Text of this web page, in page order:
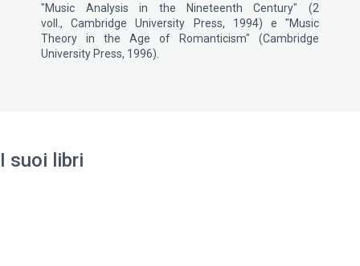
"Music Analysis in the Nineteenth Century" (2
voll., Cambridge University Press, 1994) e "Music
Theory in the Age of Romanticism" (Cambridge
University Press, 1996).
I suoi libri